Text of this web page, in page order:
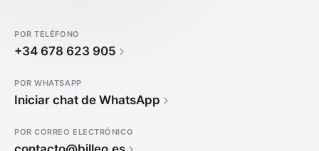
POR TELÉFONO
+34 678 623 905
POR WHATSAPP
Iniciar chat de WhatsApp
POR CORREO ELECTRÓNICO